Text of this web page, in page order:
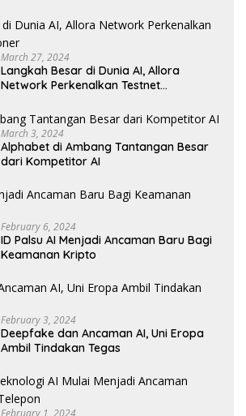
March 27, 2024
Langkah Besar di Dunia AI, Allora
Network Perkenalkan Testnet
March 3, 2024
Alphabet di Ambang Tantangan Besar
dari Kompetitor AI
February 6, 2024
ID Palsu AI Menjadi Ancaman Baru Bagi
Keamanan Kripto
February 3, 2024
Deepfake dan Ancaman AI, Uni Eropa
Ambil Tindakan Tegas